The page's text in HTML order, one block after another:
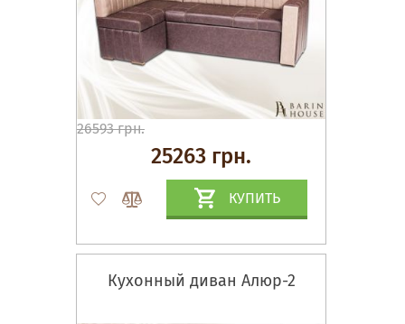
26593 грн.
25263 грн.
КУПИТЬ
Кухонный диван Алюр-2